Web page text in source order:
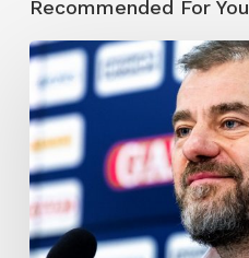
Recommended For You
Trotz
Karajica-
Aussage:
ELF
brechen
die
Sponsoren